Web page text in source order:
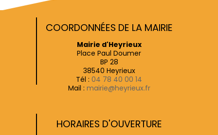
COORDONNÉES DE LA MAIRIE
Mairie d'Heyrieux
Place Paul Doumer
BP 28
38540 Heyrieux
Tél : 04 78 40 00 14
Mail : mairie@heyrieux.fr
HORAIRES D'OUVERTURE